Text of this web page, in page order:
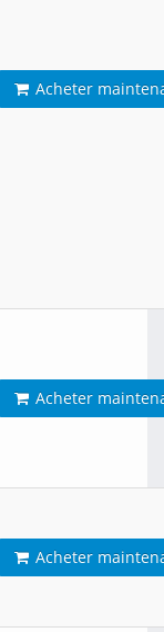
Acheter
Acheter
Acheter